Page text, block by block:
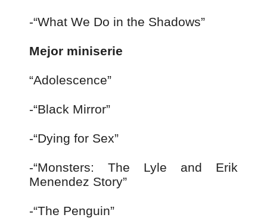
-“What We Do in the Shadows”
Mejor miniserie
“Adolescence”
-“Black Mirror”
-“Dying for Sex”
-“Monsters: The Lyle and Erik
Menendez Story”
-“The Penguin”